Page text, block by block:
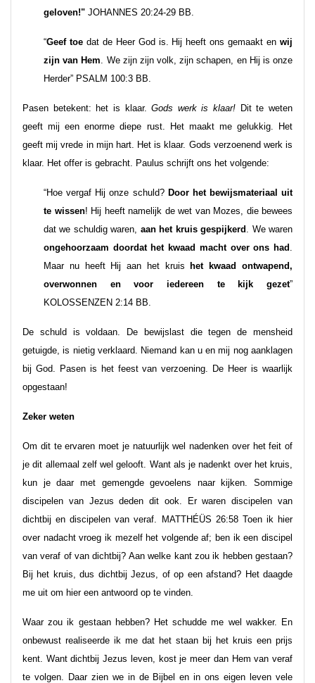
geloven!" JOHANNES 20:24-29 BB.
“Geef toedat de Heer God is. Hij heeft ons gemaakt enwij
zijn van Hem. We zijn zijn volk, zijn schapen, en Hij is onze
Herder” PSALM 100:3 BB.
Pasen betekent: het is klaar.Gods werk is klaar! Dit te weten
geeft mij een enorme diepe rust. Het maakt me gelukkig. Het
geeft mij vrede in mijn hart. Het is klaar. Gods verzoenend werk is
klaar. Het offer is gebracht. Paulus schrijft ons het volgende:
“Hoe vergaf Hij onze schuld? Door het bewijsmateriaal uit
te wissen! Hij heeft namelijk de wet van Mozes, die bewees
dat we schuldig waren, aan het kruis gespijkerd . We waren
ongehoorzaam doordat het kwaad macht over ons had .
Maar nu heeft Hij aan het kruis
het kwaad ontwapend,
overwonnen en voor iedereen te kijk gezet”
KOLOSSENZEN 2:14 BB.
De schuld is voldaan. De bewijslast die tegen de mensheid
getuigde, is nietig verklaard. Niemand kan u en mij nog aanklagen
bij God. Pasen is het feest van verzoening. De Heer is waarlijk
opgestaan!
Zeker weten
Om dit te ervaren moet je natuurlijk wel nadenken over het feit of
je dit allemaal zelf wel gelooft. Want als je nadenkt over het kruis,
kun je daar met gemengde gevoelens naar kijken. Sommige
discipelen van Jezus deden dit ook. Er waren discipelen van
dichtbij en discipelen van veraf. MATTHÉÜS 26:58 Toen ik hier
over nadacht vroeg ik mezelf het volgende af; ben ik een discipel
van veraf of van dichtbij? Aan welke kant zou ik hebben gestaan?
Bij het kruis, dus dichtbij Jezus, of op een afstand? Het daagde
me uit om hier een antwoord op te vinden.
Waar zou ik gestaan hebben? Het schudde me wel wakker. En
onbewust realiseerde ik me dat het staan bij het kruis een prijs
kent. Want dichtbij Jezus leven, kost je meer dan Hem van veraf
te volgen. Daar zien we in de Bijbel en in ons eigen leven vele